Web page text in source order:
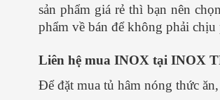
sản phẩm giá rẻ thì bạn nên
phẩm về bán để không phải
Liên hệ mua INOX tại INOX
Để đặt mua tủ hâm nóng thức